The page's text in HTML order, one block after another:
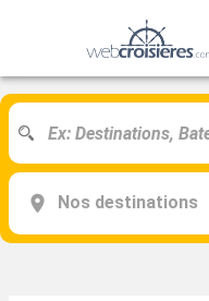
Nos destinations